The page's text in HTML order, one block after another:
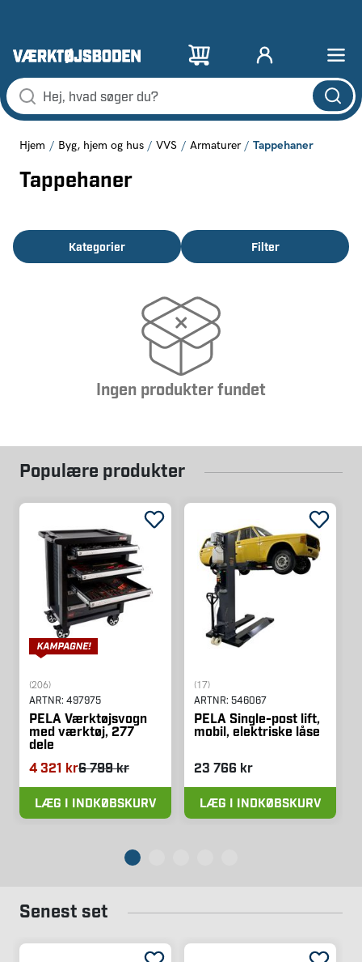
Hjem Byg, hjem og hus VVS Armaturer Tappehaner
Tappehaner
Kategorier Filter
Ingen produkter fundet
Populære produkter
(206)
ARTNR: 497975
PELA Værktøjsvogn
med værktøj, 277
dele
4 321 kr6 799 kr
LÆG I INDKØBSKURV
(17)
ARTNR: 546067
PELA Single-post lift,
mobil, elektriske låse
23 766 kr
LÆG I INDKØBSKURV
Senest set